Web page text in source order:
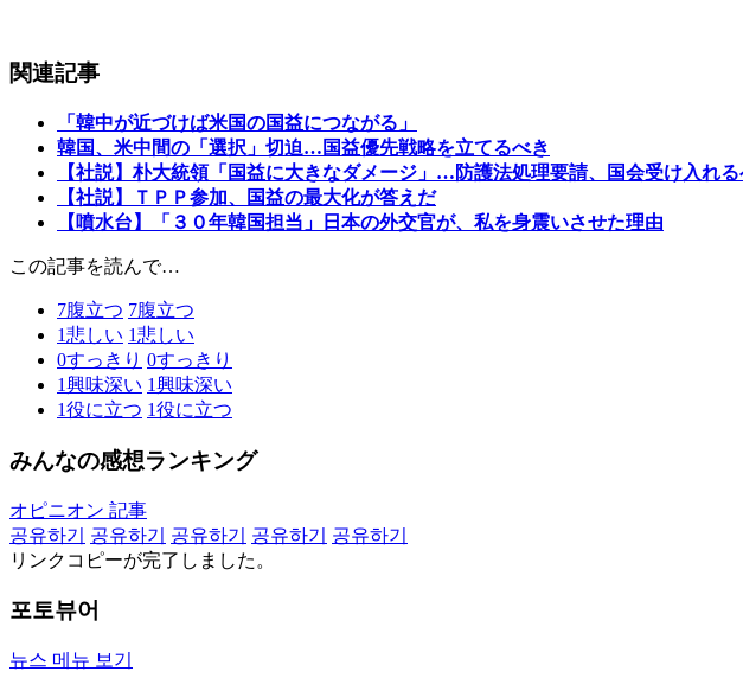
関連記事
「韓中が近づけば米国の国益につながる」
韓国、米中間の「選択」切迫…国益優先戦略を立てるべき
【社説】朴大統領「国益に大きなダメージ」…防護法処理要請、国会受け入れる
【社説】ＴＰＰ参加、国益の最大化が答えだ
【噴水台】「３０年韓国担当」日本の外交官が、私を身震いさせた理由
この記事を読んで…
7腹立つ 7腹立つ
1悲しい 1悲しい
0すっきり 0すっきり
1興味深い 1興味深い
1役に立つ 1役に立つ
みんなの感想ランキング
オピニオン 記事
공유하기
공유하기 공유하기 공유하기
공유하기
リンクコピーが完了しました。
포토뷰어
뉴스 메뉴 보기